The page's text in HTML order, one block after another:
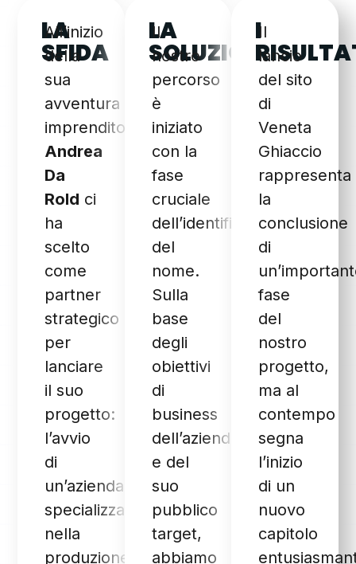
LA
SFIDA
All’inizio
della
sua
avventura
imprenditoriale,
Andrea
Da
Rold ci
ha
scelto
come
partner
strategico
per
lanciare
il suo
progetto:
l’avvio
di
un’azienda
specializzata
nella
produzione
LA
SOLUZIONE
Il
nostro
percorso
è
iniziato
con la
fase
cruciale
dell’identificazione
del
nome.
Sulla
base
degli
obiettivi
di
business
dell’azienda
e del
suo
pubblico
target,
abbiamo
IIl
lancio
del sito
di
Veneta
Ghiaccio
rappresenta
la
conclusione
di
fase
del
nostro
progetto,
ma al
contempo
segna
l’inizio
di un
nuovo
capitolo